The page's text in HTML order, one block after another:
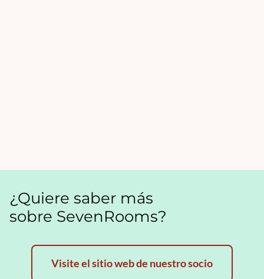
¿Quiere saber más
sobre SevenRooms?
Visite el sitio web de nuestro socio